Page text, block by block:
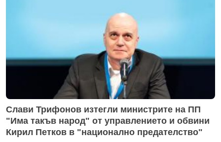
Слави Трифонов изтегли министрите на ПП
"Има такъв народ" от управлението и обвини
Кирил Петков в "национално предателство"